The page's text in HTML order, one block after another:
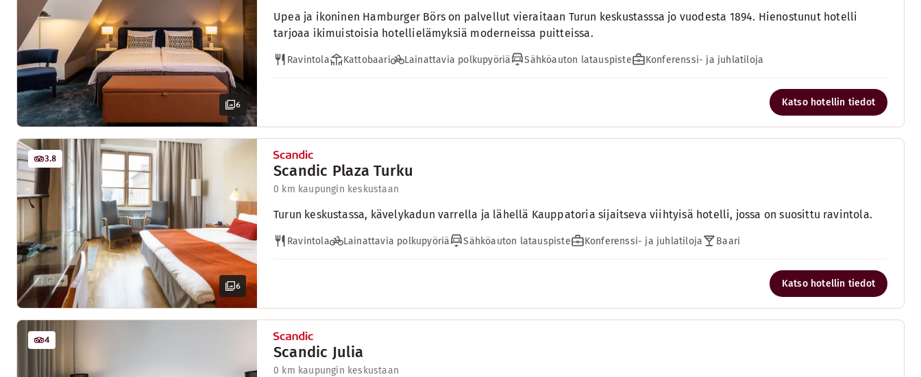
6
Upea ja ikoninen Hamburger Börs on palvellut vieraitaan Turun keskustasssa jo vuodesta 1894. Hienostunut hotelli
tarjoaa ikimuistoisia hotellielämyksiä moderneissa puitteissa.
Ravintola Kattobaari Lainattavia polkupyöriä Sähköauton latauspiste Konferenssi- ja juhlatiloja
Katso hotellin tiedot
6
3.8
Scandic Plaza Turku
0 km kaupungin keskustaan
Turun keskustassa, kävelykadun varrella ja lähellä Kauppatoria sijaitseva viihtyisä hotelli, jossa on suosittu ravintola.
Ravintola Lainattavia polkupyöriä Sähköauton latauspiste Konferenssi- ja juhlatiloja Baari
Katso hotellin tiedot
4
Scandic Julia
0 km kaupungin keskustaan